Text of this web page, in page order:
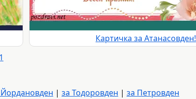
Картичка за Атанасовден!
| за Тодоровден | за Петровден